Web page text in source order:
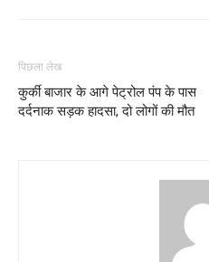
पिछला लेख
कुर्की बाजार के आगे पेट्रोल पंप के पास
दर्दनाक सड़क हादसा, दो लोगों की मौत